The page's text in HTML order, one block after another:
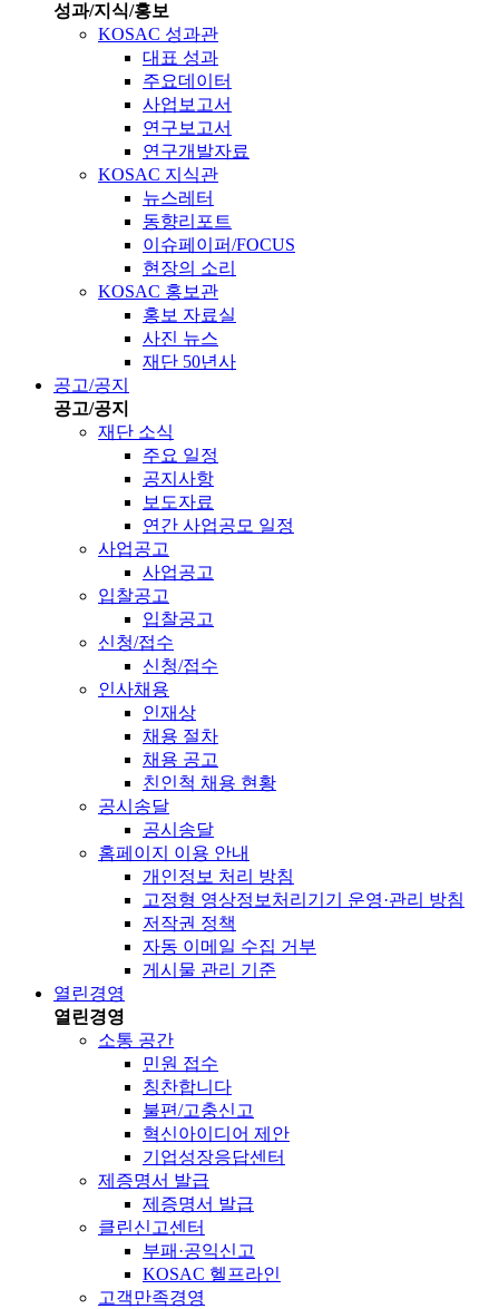
성과/지식/홍보
KOSAC 성과관
대표 성과
주요데이터
사업보고서
연구보고서
연구개발자료
KOSAC 지식관
뉴스레터
동향리포트
이슈페이퍼/FOCUS
현장의 소리
KOSAC 홍보관
홍보 자료실
사진 뉴스
재단 50년사
공고/공지
공고/공지
재단 소식
주요 일정
공지사항
보도자료
연간 사업공모 일정
사업공고
사업공고
입찰공고
입찰공고
신청/접수
신청/접수
인사채용
인재상
채용 절차
채용 공고
친인척 채용 현황
공시송달
공시송달
홈페이지 이용 안내
개인정보 처리 방침
고정형 영상정보처리기기 운영·관리 방침
저작권 정책
자동 이메일 수집 거부
게시물 관리 기준
열린경영
열린경영
소통 공간
민원 접수
칭찬합니다
불편/고충신고
혁신아이디어 제안
기업성장응답센터
제증명서 발급
제증명서 발급
클린신고센터
부패·공익신고
KOSAC 헬프라인
고객만족경영